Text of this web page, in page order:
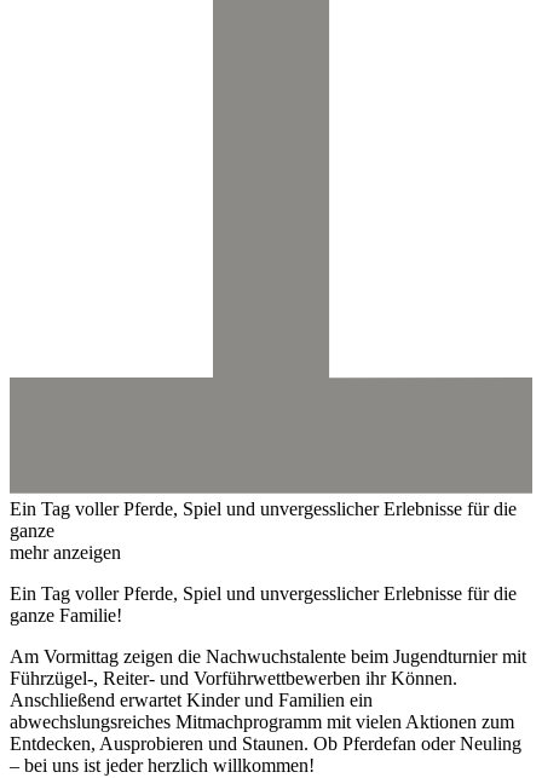
Ein Tag voller Pferde, Spiel und unvergesslicher Erlebnisse für die
ganze
mehr anzeigen
Ein Tag voller Pferde, Spiel und unvergesslicher Erlebnisse für die
ganze Familie!
Am Vormittag zeigen die Nachwuchstalente beim Jugendturnier mit
Führzügel-, Reiter- und Vorführwettbewerben ihr Können.
Anschließend erwartet Kinder und Familien ein
abwechslungsreiches Mitmachprogramm mit vielen Aktionen zum
Entdecken, Ausprobieren und Staunen. Ob Pferdefan oder Neuling
– bei uns ist jeder herzlich willkommen!